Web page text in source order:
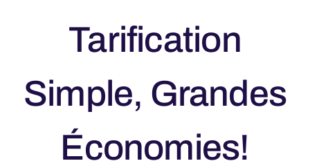
Tarification
Simple, Grandes
Économies!